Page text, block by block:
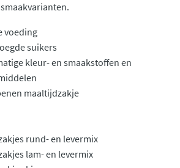
voeding
suikers
kleur- en smaakstoffen en
maaltijdzakje
rund- en levermix
lam- en levermix